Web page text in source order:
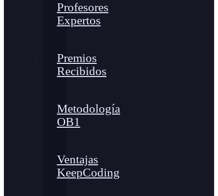
Profesores
Expertos
Premios
Recibidos
Metodología
OB1
Ventajas
KeepCoding